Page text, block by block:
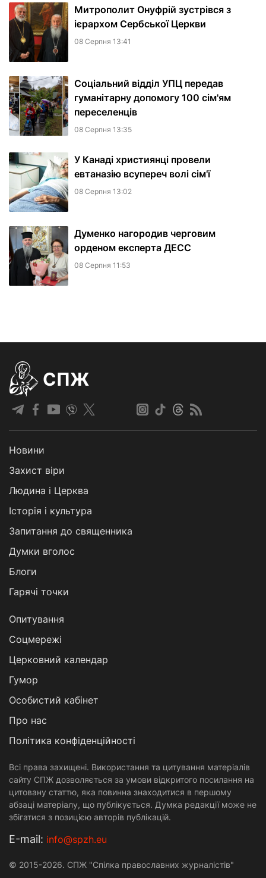
Митрополит Онуфрій зустрівся з
ієрархом Сербської Церкви
08 Серпня 13:41
Соціальний відділ УПЦ передав
гуманітарну допомогу 100 сім'ям
переселенців
08 Серпня 13:35
У Канаді християнці провели
евтаназію всупереч волі сім'ї
08 Серпня 13:02
Думенко нагородив черговим
орденом експерта ДЕСС
08 Серпня 11:53
СПЖ
Новини
Захист віри
Людина і Церква
Історія і культура
Запитання до священника
Думки вголос
Блоги
Гарячі точки
Опитування
Соцмережі
Церковний календар
Гумор
Особистий кабінет
Про нас
Політика конфіденційності
Всі права захищені. Використання та цитування матеріалів
сайту СПЖ дозволяється за умови відкритого посилання на
цитовану статтю, яка повинна знаходитися в першому
абзаці матеріалу, що публікується. Думка редакції може не
збігатися з позицією авторів публікацій.
Е-mail: info@spzh.eu
© 2015-2026. СПЖ "Спілка православних журналістів"